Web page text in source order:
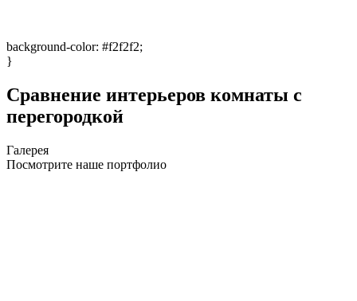
background-color: #f2f2f2;
}
Сравнение интерьеров комнаты с
перегородкой
Галерея
Посмотрите наше портфолио